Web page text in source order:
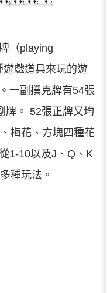
（playing
戲道具來玩的遊
一副撲克牌有54張
牌。 52張正牌又均
梅花、方塊四種花
1-10以及J、Q、K
種玩法。